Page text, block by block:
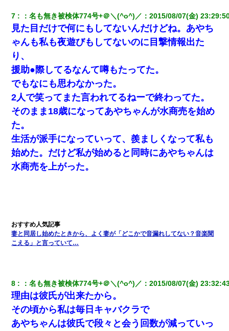
れて無事婚約破棄・・・
32歳ワイ、34歳の可愛い女と付き合うも現実を知ってしまい無事
死亡・・・
放置子が病院送りになったらしい → 俺（二度と帰ってくるなよ…
嫁を半身不随にしやがった恨みは、正直こんなもんじゃ晴れな
い）
嫁が弁護士を連れてきて「悪いと思うなら慰謝料を払って離婚し
ろ」→ 俺「完全に恐喝になってますね」「お前、これが詐欺だっ
て知ってる？」
転職先が決まったので退職の意思を伝えたら。上司「無責任」
「簡単には辞めさせない」私（どうせ辞めるし…）→ 思いっきり
反論をしてみた
私は家が貧しくて、手に職をつけようと看護師になった。だけど
卒業を控えた年の1月末、車にひかれて看護師になれなくなった。
果
テレワーク上司「会議中はカメラ付けろ！」女社員「え、事前連
絡無しは無理」上司「いいから付けろ！」→
7 ：名も無き被検体774号+＠＼(^o^)／ ：2015/08/07(金)
見た目だけで何にもしてないんだけどね。あやち
ゃんも私も夜遊びもしてないのに目撃情報出た
り、
援助●際してるなんて噂もたってた。
でもなにも思わなかった。
2人で笑ってまた言われてるねーで終わってた。
そのまま18歳になってあやちゃんが水商売を始め
た。
生活が派手になっていって、羨ましくなって私も
始めた。だけど私が始めると同時にあやちゃんは
水商売を上がった。
妻と同居し始めたときから、よく妻が「どこかで音漏れしてない？音楽聞
こえる」と言っていて…
8 ：名も無き被検体774号+＠＼(^o^)／ ：2015/08/07(金)
理由は彼氏が出来たから。
その頃から私は毎日キャバクラで
あやちゃんは彼氏で段々と会う回数が減っていっ